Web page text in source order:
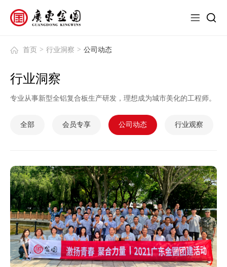
首页 > 行业洞察 > 公司动态
行业洞察
专业从事新型全铝复合板生产研发，理想成为城市美化的工程师。
全部 会员专享 公司动态 行业观察